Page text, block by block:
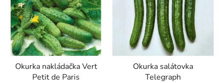
d
u
k
o
p
o
d
Okurka nakládačka Vert
Petit de Paris
Okurka salátovka
Telegraph